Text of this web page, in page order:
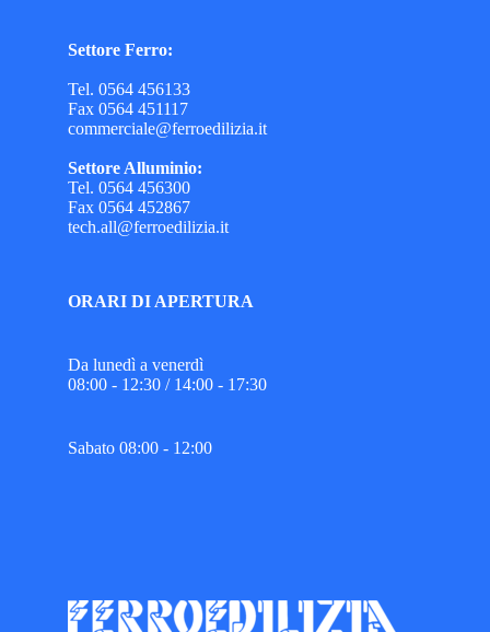
Settore Ferro:
Tel. 0564 456133
Fax 0564 451117
commerciale@ferroedilizia.it
Settore Alluminio:
Tel. 0564 456300
Fax 0564 452867
tech.all@ferroedilizia.it
ORARI DI APERTURA
Da lunedì a venerdì
08:00 - 12:30 / 14:00 - 17:30
Sabato 08:00 - 12:00